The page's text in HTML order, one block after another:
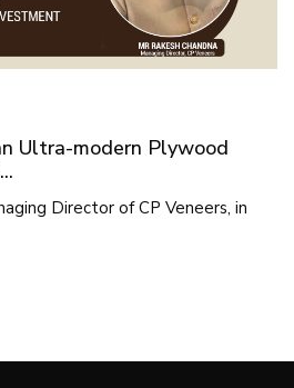
Ultra-modern Plywood
Director of CP Veneers, in